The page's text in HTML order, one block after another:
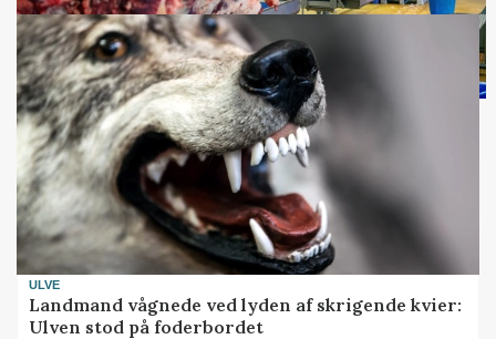
ULVE
Landmand vågnede ved lyden af skrigende kvier:
Ulven stod på foderbordet